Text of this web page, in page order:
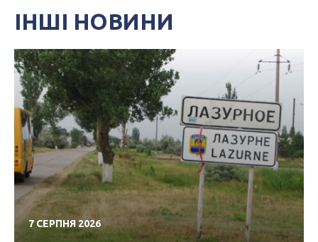
ІНШІ НОВИНИ
7 СЕРПНЯ 2026